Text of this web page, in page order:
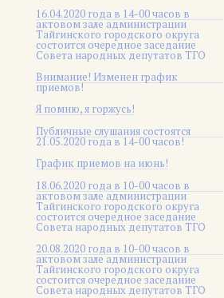
16.04.2020 года в 14-00 часов в
актовом зале администрации
Тайгинского городского округа
состоится очередное заседание
Совета народных депутатов ТГО
Внимание! Изменен график
приемов!
Я помню, я горжусь!
Публичные слушания состоятся
21.05.2020 года в 14-00 часов!
График приемов на июнь!
18.06.2020 года в 10-00 часов в
актовом зале администрации
Тайгинского городского округа
состоится очередное заседание
Совета народных депутатов ТГО
20.08.2020 года в 10-00 часов в
актовом зале администрации
Тайгинского городского округа
состоится очередное заседание
Совета народных депутатов ТГО